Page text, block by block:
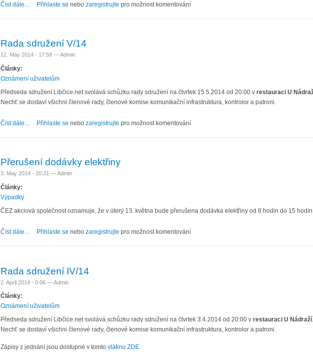
Číst dále... about Rada sdružení VI/14
Přihlaste se nebozaregistrujte pro možnost komentování
Rada sdružení V/14
12. May 2014 - 17:59 —Admin
Články:
Oznámení uživatelům
Předseda sdružení Libčice.net svolává schůzku rady sdružení na čtvrtek 15.5.2014 od 20:00 v restauraci U
Nechť se dostaví všichni členové rady, členové komise komunikační infrastruktura, kontrolor a patroni.
Číst dále... about Rada sdružení V/14
Přihlaste se nebozaregistrujte pro možnost komentování
Přerušení dodávky elektřiny
3. May 2014 - 20:31 —Admin
Články:
Výpadky
ČEZ akciová společnost oznamuje, že v úterý 13. května bude přerušena dodávka elektřiny od 8 hodin do 15
Číst dále... about Přerušení dodávky elektřiny
Přihlaste se nebozaregistrujte pro možnost komentování
Rada sdružení IV/14
2. April 2014 - 0:06 —Admin
Články:
Oznámení uživatelům
Předseda sdružení Libčice.net svolává schůzku rady sdružení na čtvrtek 3.4.2014 od 20:00 v restauraci U Nádraží.
Nechť se dostaví všichni členové rady, členové komise komunikační infrastruktura, kontrolor a patroni.
Zápisy z jednání jsou dostupné v tomto vláknu ZDE.